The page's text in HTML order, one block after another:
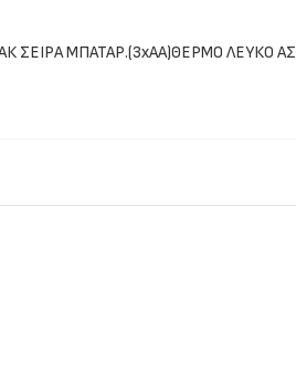
ΣΕΙΡΑ ΜΠΑΤΑΡ.(3xAA)ΘΕΡΜΟ ΛΕΥΚΟ